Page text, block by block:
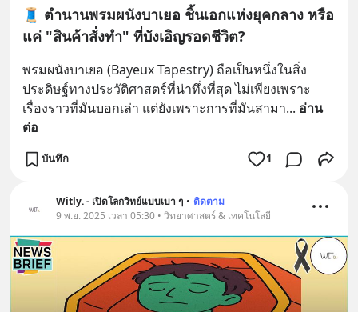
🧵 ตำนานพรมผนังบาเยอ ชิ้นเอกแห่งยุคกลาง หรือ
แค่ "สินค้าสั่งทำ" ที่บังเอิญรอดชีวิต?
พรมผนังบาเยอ (Bayeux Tapestry) ถือเป็นหนึ่งในสิ่ง
ประดิษฐ์ทางประวัติศาสตร์ที่น่าทึ่งที่สุด ไม่เพียงเพราะ
เรื่องราวที่มันบอกเล่า แต่ยังเพราะการที่มันสามา... อ่าน
ต่อ
บันทึก 1
Witly. - เปิดโลกวิทย์แบบเบา ๆ • ติดตาม
9 พ.ย. 2025 เวลา 05:30 • วิทยาศาสตร์ & เทคโนโลยี